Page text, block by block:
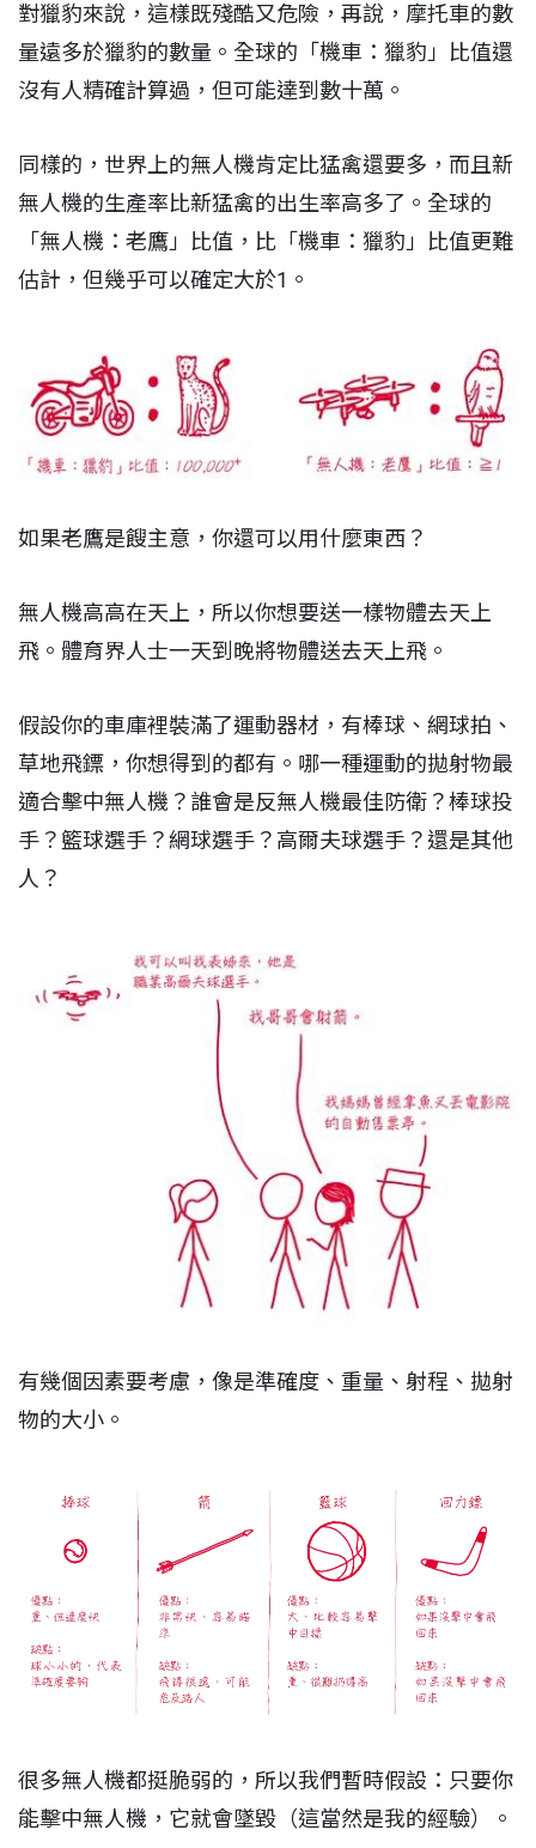
對獵豹來說，這樣既殘酷又危險，再說，摩托車的數
量遠多於獵豹的數量。全球的「機車：獵豹」比值還
沒有人精確計算過，但可能達到數十萬。
同樣的，世界上的無人機肯定比猛禽還要多，而且新
無人機的生產率比新猛禽的出生率高多了。全球的
「無人機：老鷹」比值，比「機車：獵豹」比值更難
估計，但幾乎可以確定大於1。
如果老鷹是餿主意，你還可以用什麼東西？
無人機高高在天上，所以你想要送一樣物體去天上
飛。體育界人士一天到晚將物體送去天上飛。
假設你的車庫裡裝滿了運動器材，有棒球、網球拍、
草地飛鏢，你想得到的都有。哪一種運動的拋射物最
適合擊中無人機？誰會是反無人機最佳防衛？棒球投
手？籃球選手？網球選手？高爾夫球選手？還是其他
人？
有幾個因素要考慮，像是準確度、重量、射程、拋射
物的大小。
很多無人機都挺脆弱的，所以我們暫時假設：只要你
能擊中無人機，它就會墜毀（這當然是我的經驗）。